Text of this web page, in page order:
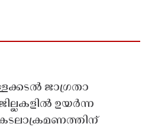
ജാഗ്രതാ
ഉയർന്ന